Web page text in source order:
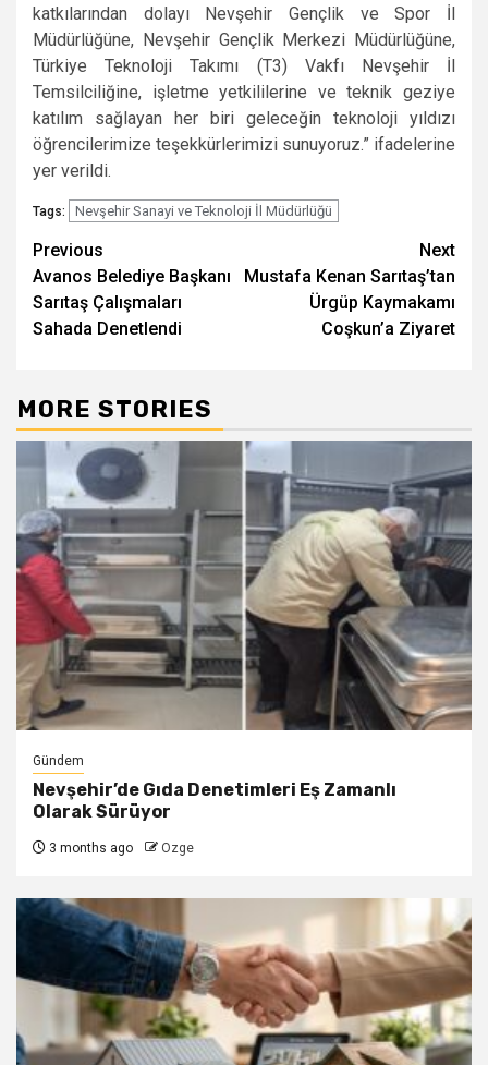
katkılarından dolayı Nevşehir Gençlik ve Spor İl
Müdürlüğüne, Nevşehir Gençlik Merkezi Müdürlüğüne,
Türkiye Teknoloji Takımı (T3) Vakfı Nevşehir İl
Temsilciliğine, işletme yetkililerine ve teknik geziye
katılım sağlayan her biri geleceğin teknoloji yıldızı
öğrencilerimize teşekkürlerimizi sunuyoruz.” ifadelerine
yer verildi.
Tags: Nevşehir Sanayi ve Teknoloji İl Müdürlüğü
Post
navigation
Previous
Avanos Belediye Başkanı
Sarıtaş Çalışmaları
Sahada Denetlendi
Next
Mustafa Kenan Sarıtaş’tan
Ürgüp Kaymakamı
Coşkun’a Ziyaret
MORE STORIES
Gündem
Nevşehir’de Gıda Denetimleri Eş Zamanlı
Olarak Sürüyor
3 months ago Ozge